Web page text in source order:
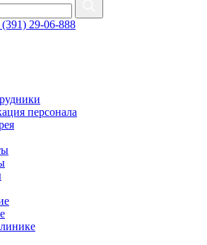
29-06-888
персонала